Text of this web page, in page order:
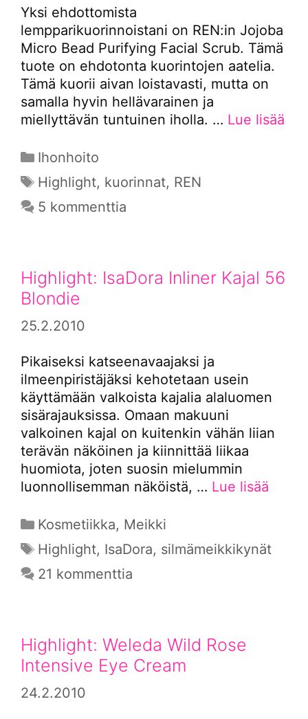
Yksi ehdottomista
lempparikuorinnoistani on REN:in Jojoba
Micro Bead Purifying Facial Scrub. Tämä
tuote on ehdotonta kuorintojen aatelia.
Tämä kuorii aivan loistavasti, mutta on
samalla hyvin hellävarainen ja
miellyttävän tuntuinen iholla. … Lue lisää
Kategoriat
Ihonhoito
Avainsanat
Highlight, kuorinnat, REN
5 kommenttia
Highlight: IsaDora Inliner Kajal 56
Blondie
25.2.2010
Pikaiseksi katseenavaajaksi ja
ilmeenpiristäjäksi kehotetaan usein
käyttämään valkoista kajalia alaluomen
sisärajauksissa. Omaan makuuni
valkoinen kajal on kuitenkin vähän liian
terävän näköinen ja kiinnittää liikaa
huomiota, joten suosin mielummin
luonnollisemman näköistä, … Lue lisää
Kategoriat
Kosmetiikka, Meikki
Avainsanat
Highlight, IsaDora, silmämeikkikynät
21 kommenttia
Highlight: Weleda Wild Rose
Intensive Eye Cream
24.2.2010